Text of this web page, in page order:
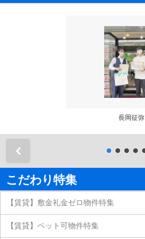
長岡征弥
こだわり特集
【賃貸】敷金礼金ゼロ物件特集
【賃貸】ペット可物件特集